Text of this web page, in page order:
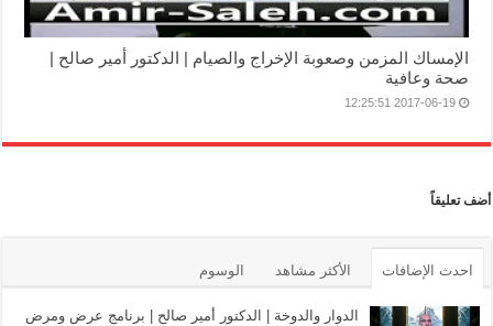
الإمساك المزمن وصعوبة الإخراج والصيام | الدكتور أمير صالح |
صحة وعافية
2017-06-19 12:25:51
أضف تعليقاً
احدث الإضافات الأكثر مشاهد الوسوم
الدوار والدوخة | الدكتور أمير صالح | برنامج عرض ومرض